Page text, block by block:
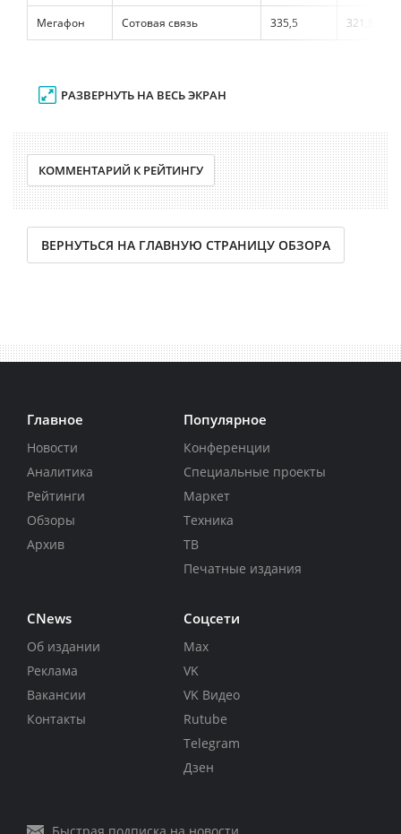
Мегафон Сотовая связь 335,5 321,8
РАЗВЕРНУТЬ НА ВЕСЬ ЭКРАН
КОММЕНТАРИЙ К РЕЙТИНГУ
ВЕРНУТЬСЯ НА ГЛАВНУЮ СТРАНИЦУ ОБЗОРА
Главное
Новости
Аналитика
Рейтинги
Обзоры
Архив
Популярное
Конференции
Специальные проекты
Маркет
Техника
ТВ
Печатные издания
CNews
Об издании
Реклама
Вакансии
Контакты
Соцсети
Max
VK
VK Видео
Rutube
Telegram
Дзен